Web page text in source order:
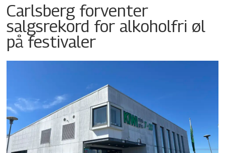
Carlsberg forventer
salgsrekord for alkoholfri øl
på festivaler